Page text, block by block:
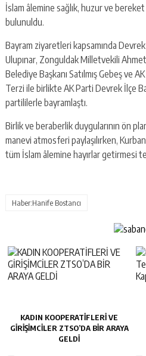
İslam âlemine sağlık, huzur ve
bulunuldu.
Bayram ziyaretleri kapsamında
Ulupınar, Zonguldak Milletvekili
Belediye Başkanı Satılmış Gebeş ve
Terzi ile birlikte AK Parti Devrek İlçe
partililerle bayramlaştı.
Birlik ve beraberlik duygularının ön
manevi atmosferi paylaşılırken,
tüm İslam âlemine hayırlar getirmesi
Haber:Hanife Bostancı
KADIN KOOPERATİFLERİ VE
GİRİŞİMCİLER ZTSO’DA BİR ARAYA
GELDİ